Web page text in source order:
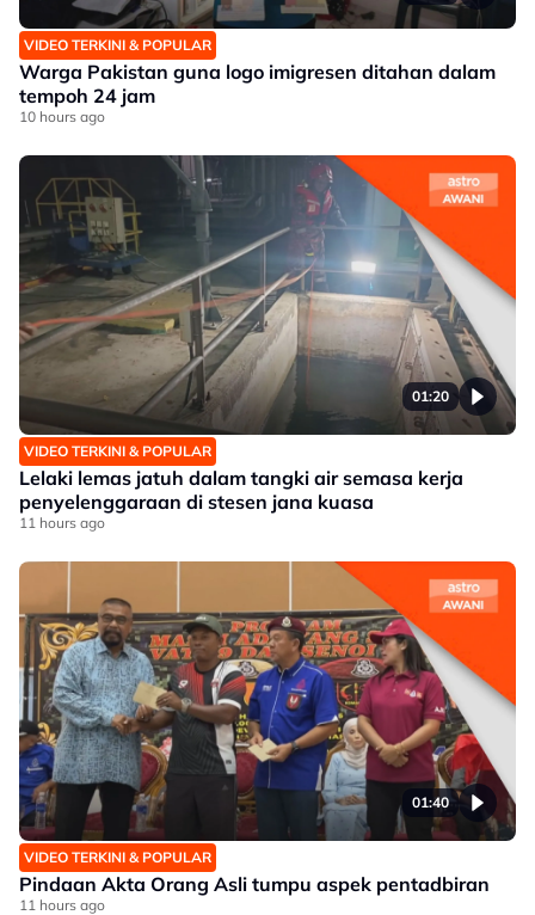
VIDEO TERKINI & POPULAR
Warga Pakistan guna logo imigresen ditahan dalam
tempoh 24 jam
10 hours ago
01:20
VIDEO TERKINI & POPULAR
Lelaki lemas jatuh dalam tangki air semasa kerja
penyelenggaraan di stesen jana kuasa
11 hours ago
01:40
VIDEO TERKINI & POPULAR
Pindaan Akta Orang Asli tumpu aspek pentadbiran
11 hours ago